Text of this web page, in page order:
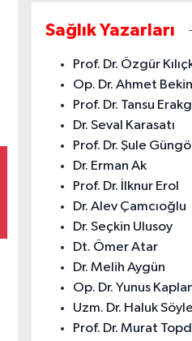
Sağlık Yazarları
Prof. Dr. Özgür
Op. Dr. Ahmet Bekin
Prof. Dr. Tansu
Dr. Seval Karasatı
Prof. Dr. Şule
Dr. Erman Ak
Prof. Dr. İlknur Erol
Dr. Alev Çamcıoğlu
Dr. Seçkin Ulusoy
Dt. Ömer Atar
Dr. Melih Aygün
Op. Dr. Yunus
Uzm. Dr. Haluk
Prof. Dr. Murat